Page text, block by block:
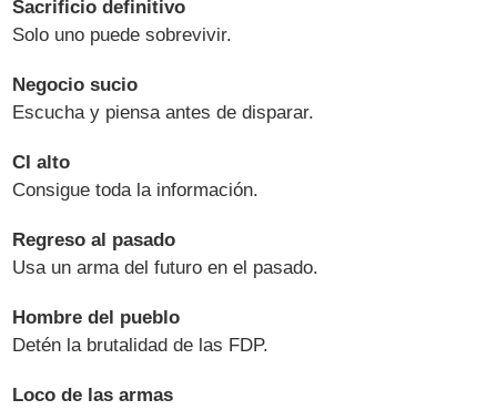
Sacrificio definitivo
Solo uno puede sobrevivir.
Negocio sucio
Escucha y piensa antes de disparar.
CI alto
Consigue toda la información.
Regreso al pasado
Usa un arma del futuro en el pasado.
Hombre del pueblo
Detén la brutalidad de las FDP.
Loco de las armas